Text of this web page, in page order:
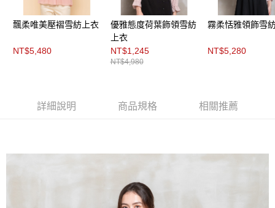
飄柔唯美壓褶雪紡上衣
NT$5,480
優雅態度荷葉飾領雪紡
上衣
NT$1,245
NT$4,980
霧柔恬雅領飾雪
NT$5,280
詳細說明 商品規格 相關推薦